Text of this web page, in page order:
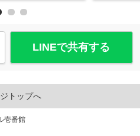
LINEで共有する
トップへ
壱番館